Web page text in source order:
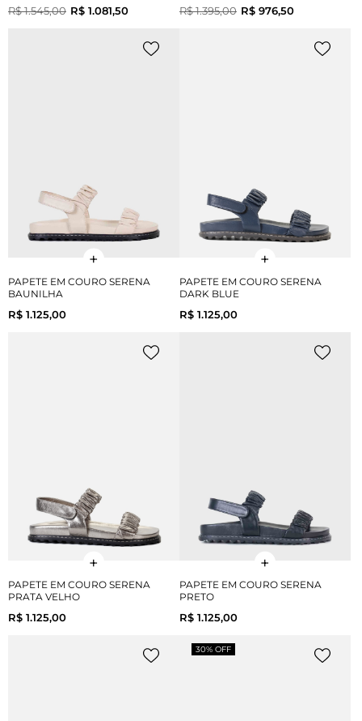
R$ 1.545,00 R$ 1.081,50 R$ 1.395,00 R$ 976,50
PAPETE EM COURO SERENA
BAUNILHA
R$ 1.125,00
PAPETE EM COURO SERENA
DARK BLUE
R$ 1.125,00
PAPETE EM COURO SERENA
PRATA VELHO
R$ 1.125,00
PAPETE EM COURO SERENA
PRETO
R$ 1.125,00
30% OFF